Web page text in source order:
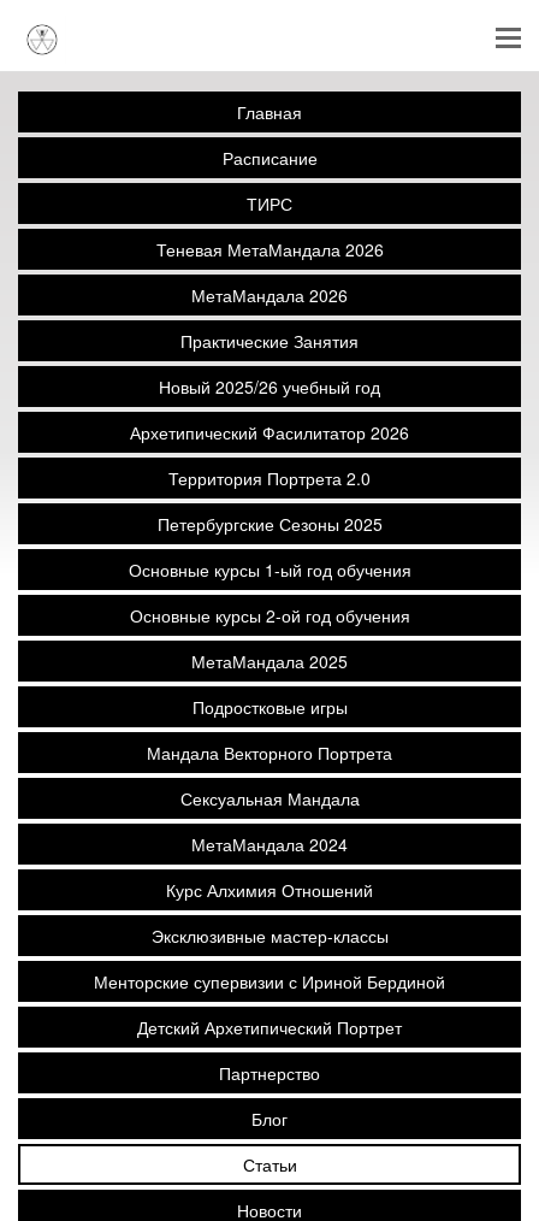
Главная
Расписание
ТИРС
Теневая МетаМандала 2026
МетаМандала 2026
Практические Занятия
Новый 2025/26 учебный год
Архетипический Фасилитатор 2026
Территория Портрета 2.0
Петербургские Сезоны 2025
Основные курсы 1-ый год обучения
Основные курсы 2-ой год обучения
МетаМандала 2025
Подростковые игры
Мандала Векторного Портрета
Сексуальная Мандала
МетаМандала 2024
Курс Алхимия Отношений
Эксклюзивные мастер-классы
Менторские супервизии с Ириной Бердиной
Детский Архетипический Портрет
Партнерство
Блог
Статьи
Новости